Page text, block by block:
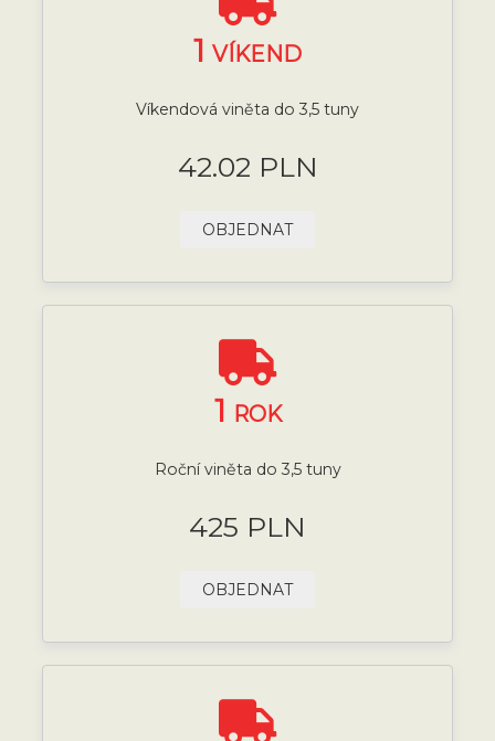
1 VÍKEND
Víkendová viněta do 3,5 tuny
42.02 PLN
OBJEDNAT
1 ROK
Roční viněta do 3,5 tuny
425 PLN
OBJEDNAT